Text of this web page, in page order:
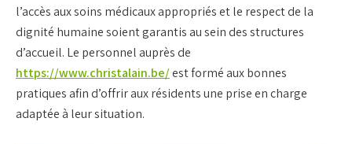
l’accès aux soins médicaux appropriés et le respect de la
dignité humaine soient garantis au sein des structures
d’accueil. Le personnel auprès de
https://www.christalain.be/est formé aux bonnes
pratiques afin d’offrir aux résidents une prise en charge
adaptée à leur situation.